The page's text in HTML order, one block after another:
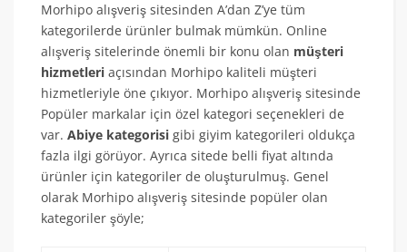
Morhipo alışveriş sitesinden A’dan Z’ye tüm
kategorilerde ürünler bulmak mümkün. Online
alışveriş sitelerinde önemli bir konu olan müşteri
hizmetleri açısından Morhipo kaliteli müşteri
hizmetleriyle öne çıkıyor. Morhipo alışveriş sitesinde
Popüler markalar için özel kategori seçenekleri de
var. Abiye kategorisi gibi giyim kategorileri oldukça
fazla ilgi görüyor. Ayrıca sitede belli fiyat altında
ürünler için kategoriler de oluşturulmuş. Genel
olarak Morhipo alışveriş sitesinde popüler olan
kategoriler şöyle;